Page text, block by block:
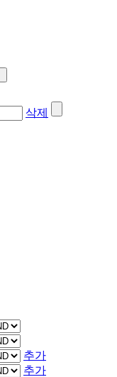
삭제
추가
추가